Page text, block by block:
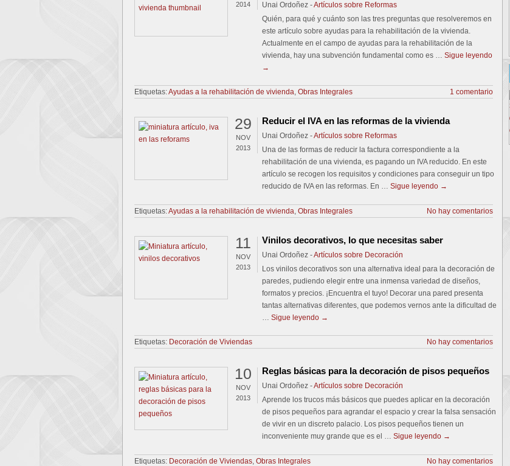
2014
Unai Ordoñez -Artículos sobre Reformas
Quién, para qué y cuánto son las tres preguntas que resolveremos en
este artículo sobre ayudas para la rehabilitación de la vivienda.
Actualmente en el campo de ayudas para la rehabilitación de la
vivienda, hay una subvención fundamental como es … Sigue leyendo
→
Etiquetas:Ayudas a la rehabilitación de vivienda, Obras Integrales 1 comentario
29
NOV
2013
Reducir el IVA en las reformas de la vivienda
Unai Ordoñez -Artículos sobre Reformas
Una de las formas de reducir la factura correspondiente a la
rehabilitación de una vivienda, es pagando un IVA reducido. En este
artículo se recogen los requisitos y condiciones para conseguir un tipo
reducido de IVA en las reformas. En … Sigue leyendo →
Etiquetas:Ayudas a la rehabilitación de vivienda Obras Integrales No hay comentarios
11
NOV
2013
Vinilos decorativos, lo que necesitas saber
Unai Ordoñez -Artículos sobre Decoración
Los vinilos decorativos son una alternativa ideal para la decoración de
paredes, pudiendo elegir entre una inmensa variedad de diseños,
formatos y precios. ¡Encuentra el tuyo! Decorar una pared presenta
tantas alternativas diferentes, que podemos vernos ante la dificultad de
Sigue leyendo →
Etiquetas: Decoración de Viviendas No hay comentarios
10
NOV
2013
Reglas básicas para la decoración de pisos pequeños
Unai Ordoñez -Artículos sobre Decoración
Aprende los trucos más básicos que puedes aplicar en la decoración
de pisos pequeños para agrandar el espacio y crear la falsa sensación
de vivir en un discreto palacio. Los pisos pequeños tienen un
inconveniente muy grande que es el … Sigue leyendo →
Etiquetas: Decoración de Viviendas Obras Integrales No hay comentarios